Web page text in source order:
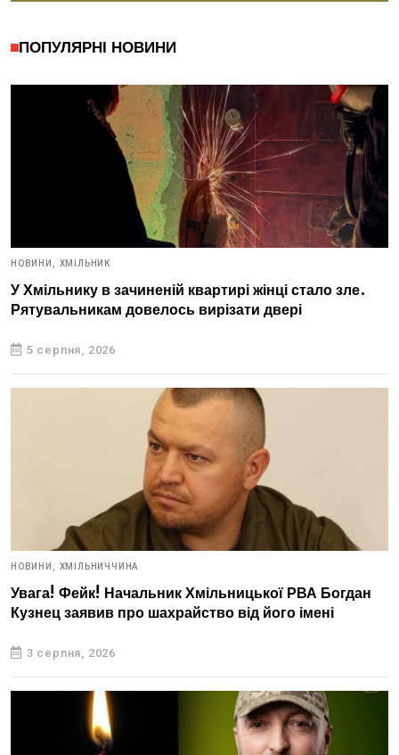
ПОПУЛЯРНІ НОВИНИ
НОВИНИ, ХМІЛЬНИК
У Хмільнику в зачиненій квартирі жінці стало зле.
Рятувальникам довелось вирізати двері
5 серпня, 2026
НОВИНИ, ХМІЛЬНИЧЧИНА
Увага! Фейк! Начальник Хмільницької РВА Богдан
Кузнец заявив про шахрайство від його імені
3 серпня, 2026